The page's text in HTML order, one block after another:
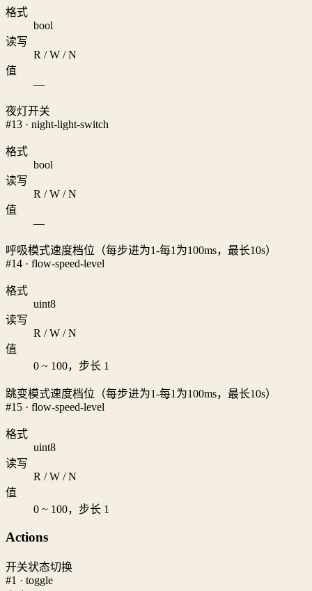
格式
bool
读写
R / W / N
值
—
夜灯开关
#13 · night-light-switch
格式
bool
读写
R / W / N
值
—
呼吸模式速度档位（每步进为1-每1为100ms，最长10s）
#14 · flow-speed-level
格式
uint8
读写
R / W / N
值
0 ~ 100，步长 1
跳变模式速度档位（每步进为1-每1为100ms，最长10s）
#15 · flow-speed-level
格式
uint8
读写
R / W / N
值
0 ~ 100，步长 1
Actions
开关状态切换
#1 · toggle